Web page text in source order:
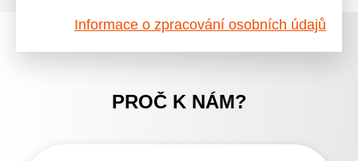
Informace o zpracování osobních údajů
PROČ K NÁM?